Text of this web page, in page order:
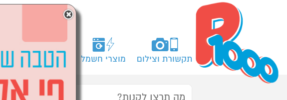
תקשורת וצילום מוצרי חשמל מחשבים וציוד היקפי
×